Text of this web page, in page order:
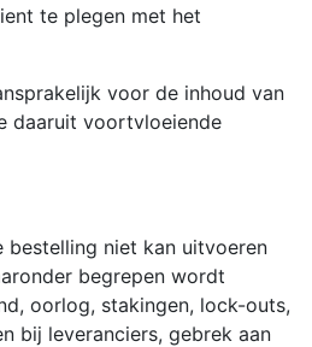
te plegen met het
voor de inhoud van
daaruit voortvloeiende
bestelling niet kan uitvoeren
begrepen wordt
oorlog, stakingen, lock-outs,
bij leveranciers, gebrek aan